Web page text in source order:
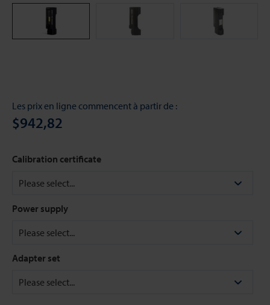
Les prix en ligne commencent à partir de :
$942,82
Calibration certificate
Power supply
Adapter set